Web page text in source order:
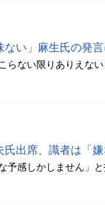
い」麻生氏の発
らない限りありえな
出席、識者は「嫌
予感しかしません」